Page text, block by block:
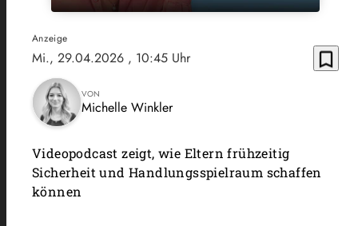
Anzeige
Mi., 29.04.2026 , 10:45 Uhr bookmark_border
VON
Michelle Winkler
Videopodcast zeigt, wie Eltern frühzeitig
Sicherheit und Handlungsspielraum schaffen
können